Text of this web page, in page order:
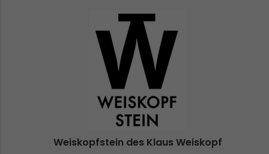
Weiskopfstein des Klaus Weiskopf